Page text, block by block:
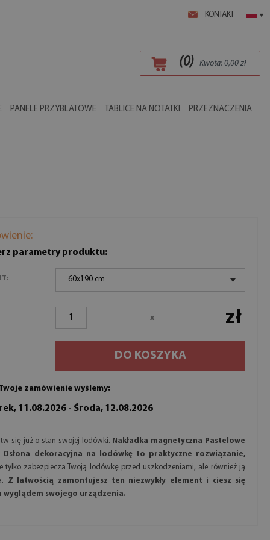
KONTAKT ▾
(0) Kwota: 0,00zł
PANELE PRZYBLATOWE TABLICE NA NOTATKI PRZEZNACZENIA
parametry produktu:
60x190 cm
x zł
DO KOSZYKA
zamówienie wyślemy:
11.08.2026 - Środa, 12.08.2026
się już o stan swojej lodówki. Nakładka magnetyczna Pastelowe
Osłona dekoracyjna na lodówkę to praktyczne rozwiązanie,
tylko zabezpiecza Twoją lodówkę przed uszkodzeniami, ale również ją
Z łatwością zamontujesz ten niezwykły element i ciesz się
wyglądem swojego urządzenia.